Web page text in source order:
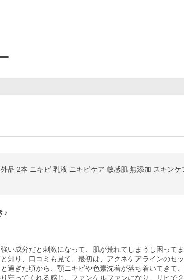
品 2本 ニキビ 乳液 ニキビケア 敏感肌 無添加 スキン
♪
い成分だと刺激になって、肌が荒れてしまうし困ってま
知り、口コミも見て、最初は、アクネケアラインのセ
過ぎた頃から、顎ニキビや色素沈着が落ち着いてきて
守ってくれる感じ。ファンケルファンになり、リピで